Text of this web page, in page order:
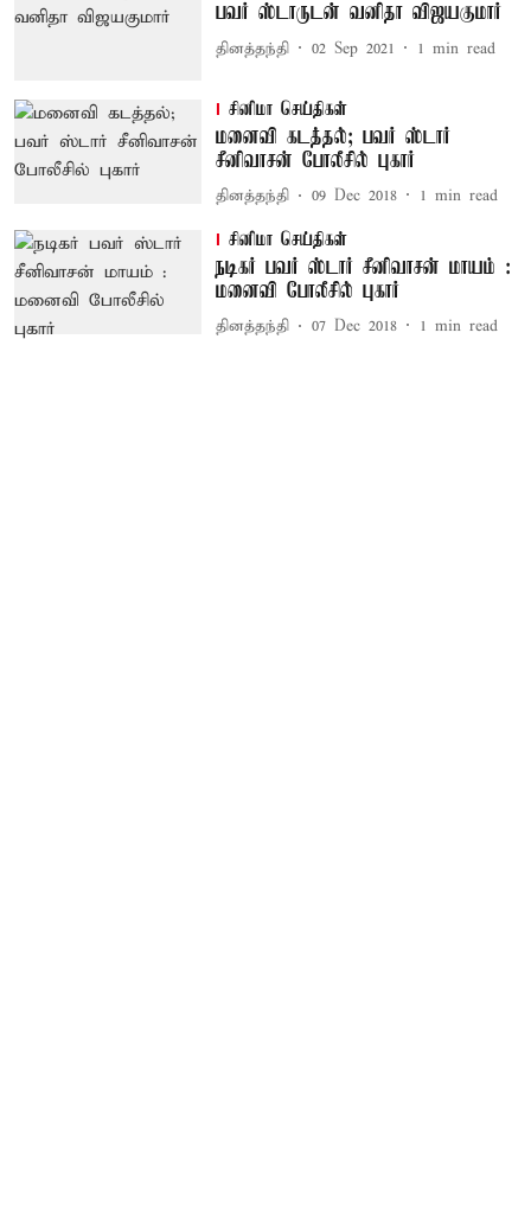
பவர் ஸ்டாருடன் வனிதா விஜயகுமார்
தினத்தந்தி 02 Sep 2021 1 min read
சினிமா செய்திகள்
மனைவி கடத்தல்; பவர் ஸ்டார்
சீனிவாசன் போலீசில் புகார்
தினத்தந்தி 09 Dec 2018 1 min read
சினிமா செய்திகள்
நடிகர் பவர் ஸ்டார் சீனிவாசன் மாயம் :
மனைவி போலீசில் புகார்
தினத்தந்தி 07 Dec 2018 1 min read